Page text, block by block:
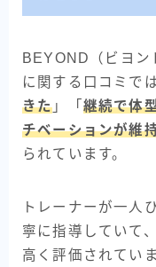
BEYOND（ビヨン
に関する口コミで
きた 」「 継続で体
チベーションが維
られています。
トレーナーが一人
寧に指導していて
高く評価されていま